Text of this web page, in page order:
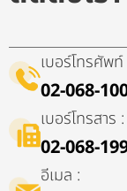
เบอร์โทรศัพท์
02-068-
เบอร์โทรสาร :
02-068-
อีเมล :